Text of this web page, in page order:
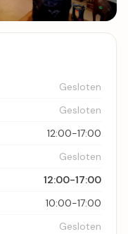
Gesloten
Gesloten
12:00-17:00
Gesloten
12:00-17:00
10:00-17:00
Gesloten